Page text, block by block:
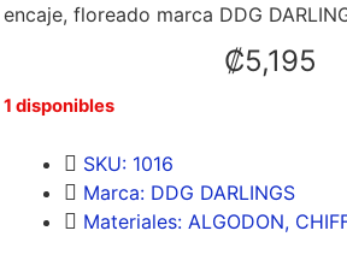
encaje, floreado marca DDG
₡5,195
1 disponibles
SKU: 1016
Marca: DDG DARLINGS
Materiales: ALGODON,